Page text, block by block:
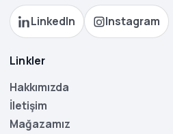
LinkedIn Instagram
Linkler
Hakkımızda
İletişim
Mağazamız